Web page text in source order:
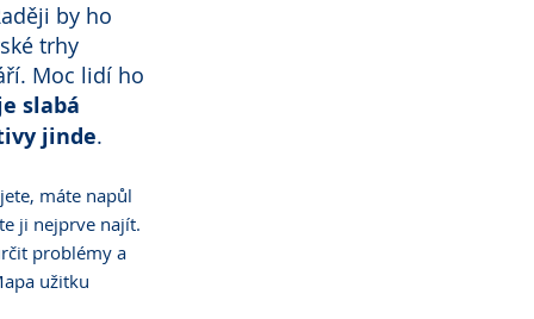
by ho
trhy
Moc lidí ho
slabá
jinde.
máte napůl
ji nejprve najít.
problémy a
užitku